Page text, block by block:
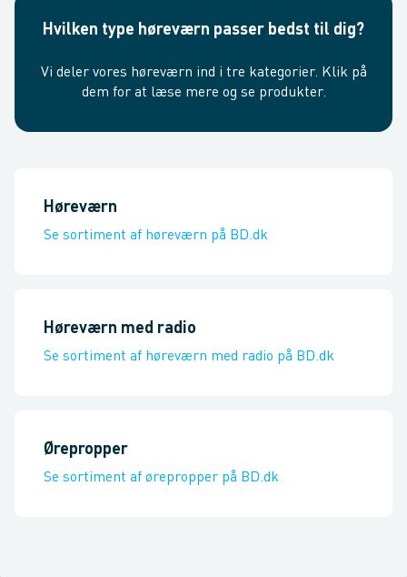
Hvilken type høreværn passer bedst til dig?
Vi deler vores høreværn ind i tre kategorier. Klik på
dem for at læse mere og se produkter.
Høreværn
Se sortiment af høreværn på BD.dk
Høreværn med radio
Se sortiment af høreværn med radio på BD.dk
Ørepropper
Se sortiment af ørepropper på BD.dk